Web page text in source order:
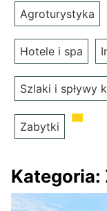
Agroturystyka
Hotele i spa
Szlaki i spływy
Zabytki
Kategoria: